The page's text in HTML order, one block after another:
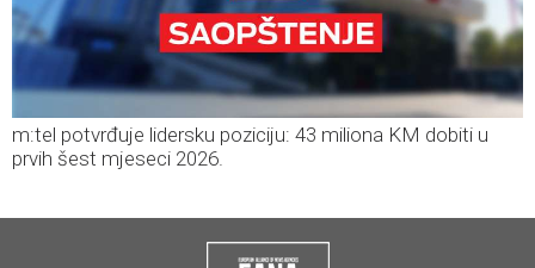
m:tel potvrđuje lidersku poziciju: 43 miliona KM dobiti u
prvih šest mjeseci 2026.